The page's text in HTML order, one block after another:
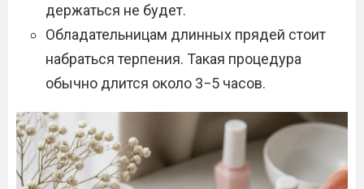
держаться не будет.
Обладательницам длинных прядей стоит
набраться терпения. Такая процедура
обычно длится около 3−5 часов.